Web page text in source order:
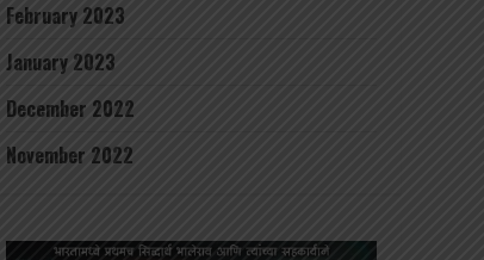
February 2023
January 2023
December 2022
November 2022